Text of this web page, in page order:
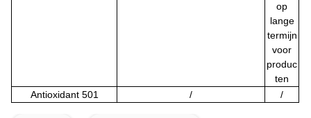
op
lange
termijn
voor
produc
ten
Antioxidant 501
/ /